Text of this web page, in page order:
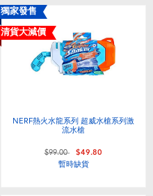
獨家發售
清貨大減價
NERF熱火水龍系列 超威水槍系列激
流水槍
價格從
$99.00至$49.80
暫時缺貨